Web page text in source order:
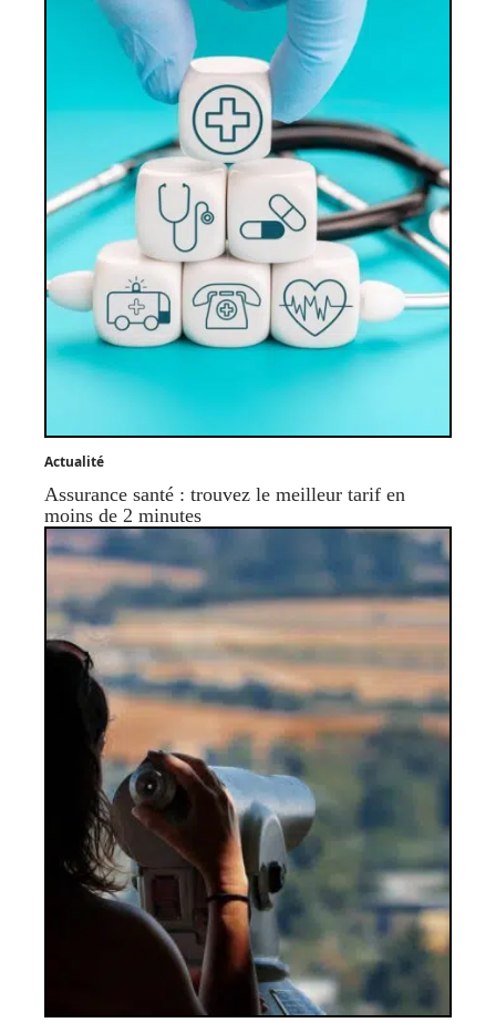
Actualité
Assurance santé : trouvez le meilleur tarif en
moins de 2 minutes